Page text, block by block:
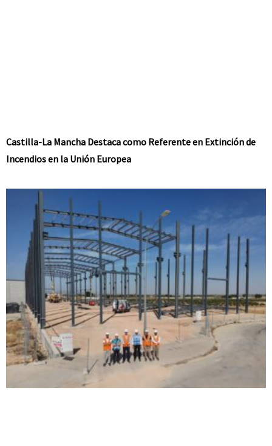
Castilla-La Mancha Destaca como Referente en Extinción de
Incendios en la Unión Europea